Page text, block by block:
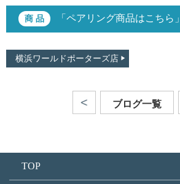
「ペアリング商品はこちら」
横浜ワールドポーターズ店
ブログ一覧
TOP